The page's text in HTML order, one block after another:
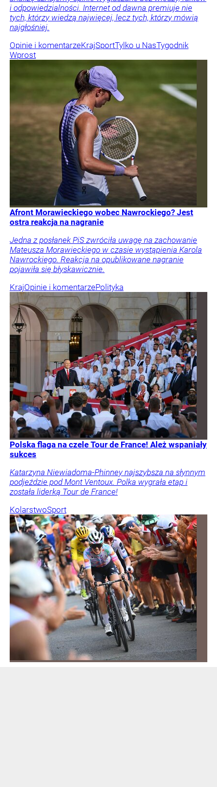
i odpowiedzialności. Internet od dawna premiuje nie
tych, którzy wiedzą najwięcej, lecz tych, którzy mówią
najgłośniej.
Opinie i komentarzeKrajSportTylko u NasTygodnik
Wprost
Afront Morawieckiego wobec Nawrockiego? Jest
ostra reakcja na nagranie
Jedna z posłanek PiS zwróciła uwagę na zachowanie
Mateusza Morawieckiego w czasie wystąpienia Karola
Nawrockiego. Reakcja na opublikowane nagranie
pojawiła się błyskawicznie.
KrajOpinie i komentarzePolityka
Polska flaga na czele Tour de France! Ależ wspaniały
sukces
Katarzyna Niewiadoma-Phinney najszybsza na słynnym
podjeździe pod Mont Ventoux. Polka wygrała etap i
została liderką Tour de France!
KolarstwoSport